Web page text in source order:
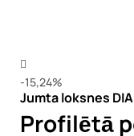
-15,24%
Jumta loksnes
Profilētā